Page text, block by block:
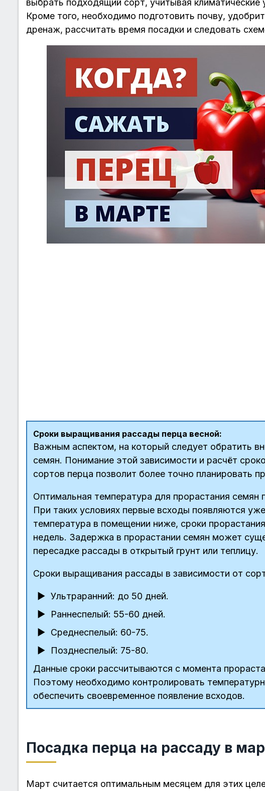
выбрать подходящий сорт, учитывая климатические
Кроме того, необходимо подготовить почву,
дренаж, рассчитать время посадки и следовать
Сроки выращивания рассады перца весной:
Важным аспектом, на который следует обратить
семян. Понимание этой зависимости и расчёт
сортов перца позволит более точно планировать
Оптимальная температура для прорастания семян
При таких условиях первые всходы появляются
температура в помещении ниже, сроки
недель. Задержка в прорастании семян может
пересадке рассады в открытый грунт или теплицу.
Сроки выращивания рассады в зависимости от
Ультраранний: до 50 дней.
Раннеспелый: 55-60 дней.
Среднеспелый: 60-75.
Позднеспелый: 75-80.
Данные сроки рассчитываются с момента
Поэтому необходимо контролировать
обеспечить своевременное появление всходов.
Посадка перца на рассаду в
Март считается оптимальным месяцем для этих